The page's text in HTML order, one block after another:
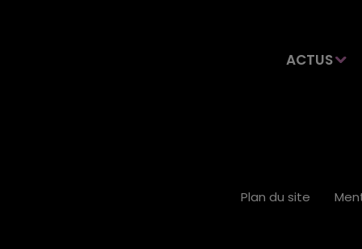
ACTUS
Plan du site